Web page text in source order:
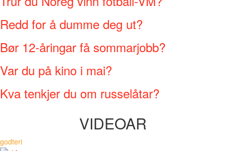
Redd for å dumme deg ut?
Bør 12-åringar få sommarjobb?
Var du på kino i mai?
Kva tenkjer du om russelåtar?
VIDEOAR
godteri